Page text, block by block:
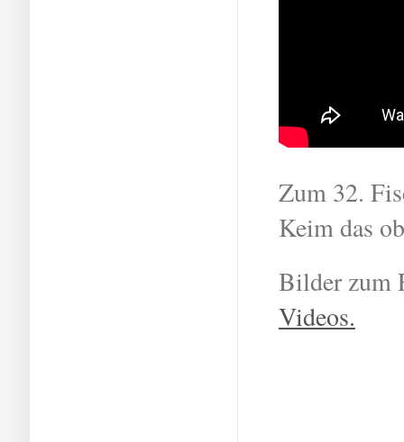
Zum 32.
Keim das
Bilder zum
Videos.